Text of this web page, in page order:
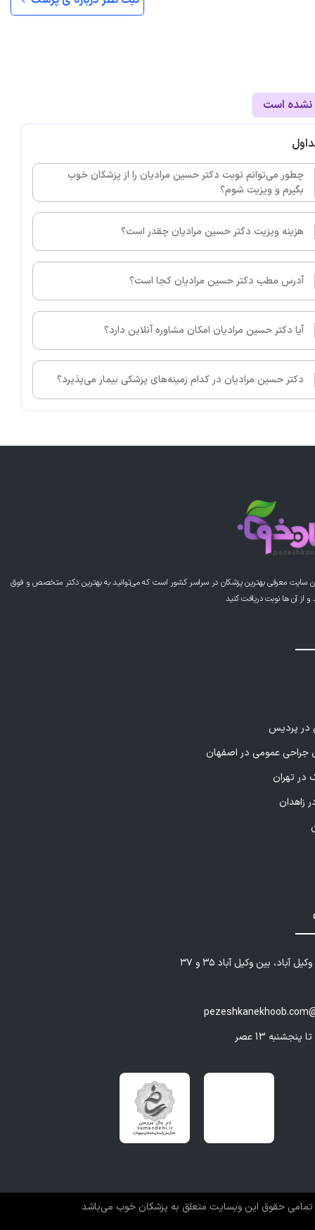
نشده است
چطور می‌توانم نوبت دکتر حسین مرادیان را از پزشکان خوب
بگیرم و ویزیت شوم؟
هزینه ویزیت دکتر حسین مرادیان چقدر است؟
آدرس مطب دکتر حسین مرادیان کجا است؟
آیا دکتر حسین مرادیان امکان مشاوره آنلاین دارد؟
دکتر حسین مرادیان در کدام زمینه‌های پزشکی بیمار می‌پذیرد؟
سایت معرفی بهترین پزشکان در سراسر کشور است که می‌توانید به بهترین دکتر متخصص و فوق
آن ها نوبت دریافت کنید
در پردیس
عمومی در اصفهان
در تهران
زاهدان
آباد، بین وکیل آباد ۳۵ و ۳۷
تمامی حقوق این وبسایت متعلق به پزشکان خوب می‌باشد